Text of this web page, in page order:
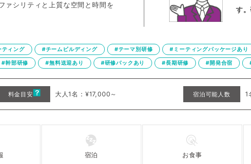
ァシリティと上質な空間と時間を
す
ティング #チームビルディング #テーマ別研修
#ミーティングパッケージあり
#幹部研修 #無料送迎あり #研修パックあり #長期研修 #開発合宿
料金目安 大人1名：¥17,000～ 宿泊可能人数 1
宿泊 お食事